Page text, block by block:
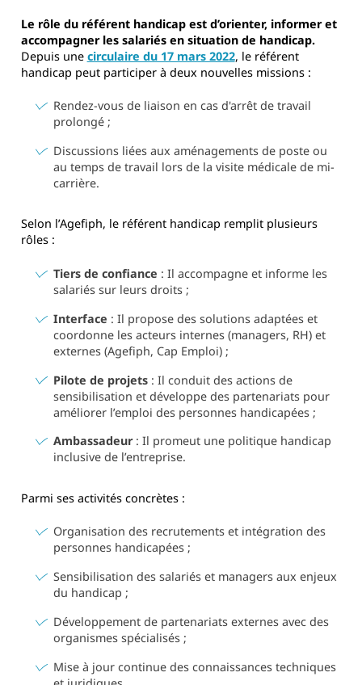
Le rôle du référent handicap est d’orienter, informer et
accompagner les salariés en situation de handicap.
Depuis une circulaire du 17 mars 2022, le référent
handicap peut participer à deux nouvelles missions :
Rendez-vous de liaison en cas d'arrêt de travail
prolongé ;
Discussions liées aux aménagements de poste ou
au temps de travail lors de la visite médicale de mi-
carrière.
Selon l’Agefiph, le référent handicap remplit plusieurs
rôles :
Tiers de confiance : Il accompagne et informe les
salariés sur leurs droits ;
Interface : Il propose des solutions adaptées et
coordonne les acteurs internes (managers, RH) et
externes (Agefiph, Cap Emploi) ;
Pilote de projets: Il conduit des actions de
sensibilisation et développe des partenariats pour
améliorer l’emploi des personnes handicapées ;
Ambassadeur: Il promeut une politique handicap
inclusive de l’entreprise.
Parmi ses activités concrètes :
Organisation des recrutements et intégration des
personnes handicapées ;
Sensibilisation des salariés et managers aux enjeux
du handicap ;
Développement de partenariats externes avec des
organismes spécialisés ;
Mise à jour continue des connaissances techniques